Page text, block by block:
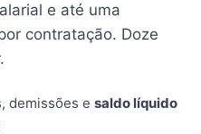
e até uma
contratação. Doze
demissões e saldo líquido